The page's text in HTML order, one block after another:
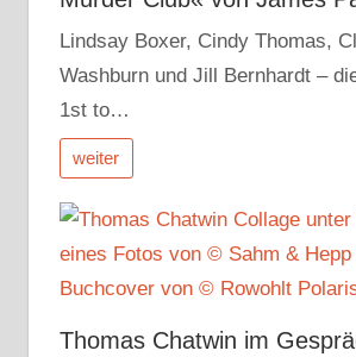
Lindsay Boxer, Cindy Thomas,
Washburn und Jill Bernhardt –
1st to…
weiter
Thomas Chatwin im